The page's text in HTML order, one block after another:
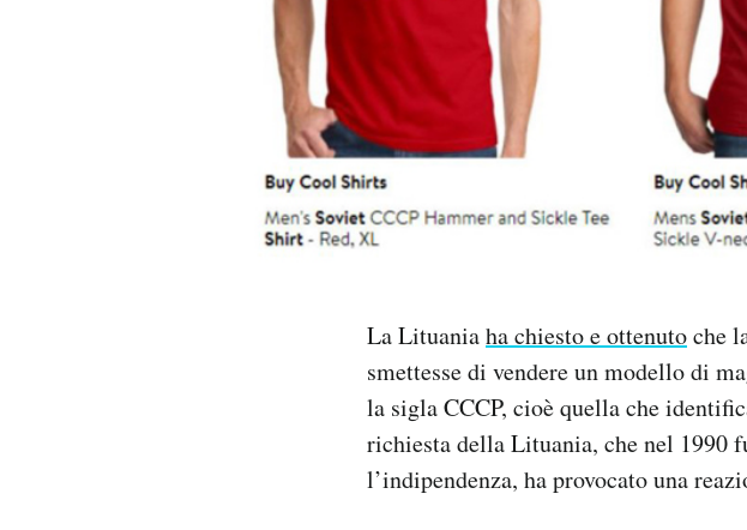
La Lituaniaha chiesto e ottenutoche
smettesse di vendere un modello di
la sigla CCCP, cioè quella che
richiesta della Lituania, che nel 1990
l’indipendenza, ha provocato una